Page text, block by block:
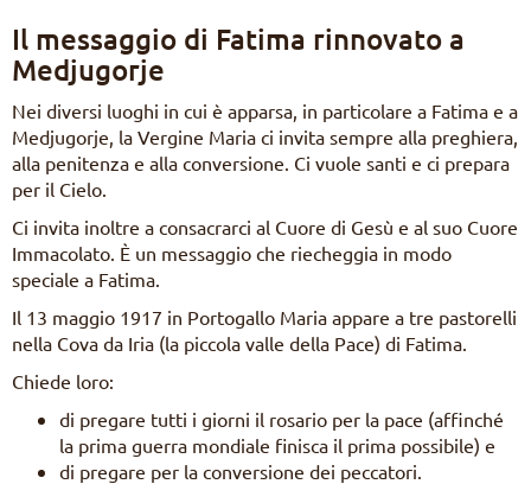
Il messaggio di Fatima rinnovato a
Medjugorje
Nei diversi luoghi in cui è apparsa, in particolare a Fatima e a
Medjugorje, la Vergine Maria ci invita sempre alla preghiera,
alla penitenza e alla conversione. Ci vuole santi e ci prepara
per il Cielo.
Ci invita inoltre a consacrarci al Cuore di Gesù e al suo Cuore
Immacolato. È un messaggio che riecheggia in modo
speciale a Fatima.
Il 13 maggio 1917 in Portogallo Maria appare a tre pastorelli
nella Cova da Iria (la piccola valle della Pace) di Fatima.
Chiede loro:
di pregare tutti i giorni il rosario per la pace (affinché
la prima guerra mondiale finisca il prima possibile) e
di pregare per la conversione dei peccatori.